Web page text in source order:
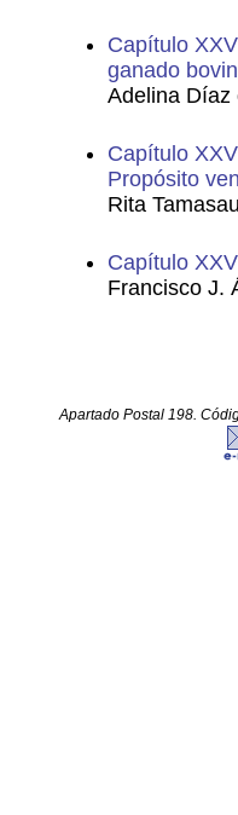
Capítulo
ganado
Adelina Díaz
Capítulo
Propósito
Rita
Capítulo
Francisco J.
Apartado Postal 198.